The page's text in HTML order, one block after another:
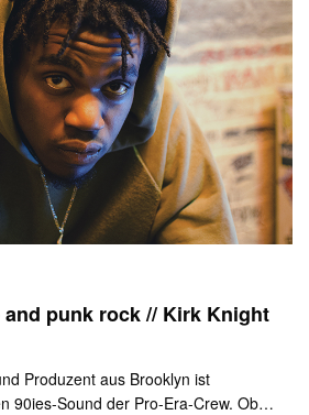
punk rock // Kirk Knight
Produzent aus Brooklyn ist
90ies-Sound der Pro-Era-Crew. Ob…